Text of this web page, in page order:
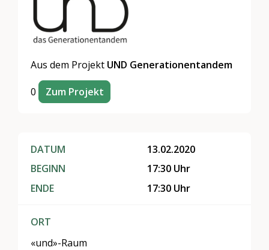
Aus dem Projekt UND Generationentandem
0 Zum Projekt
DATUM
BEGINN
ENDE
13.02.2020
17:30 Uhr
17:30 Uhr
ORT
«und»-Raum